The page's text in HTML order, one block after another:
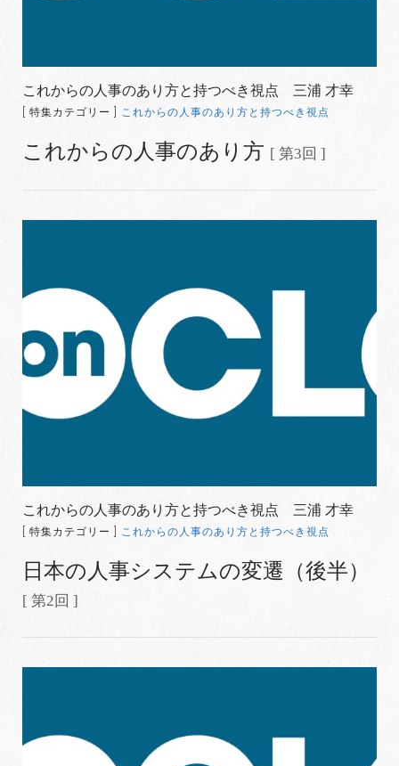
これからの人事のあり方と持つべき視点 三浦 才幸
[ 特集カテゴリー ] これからの人事のあり方と持つべき視点
これからの人事のあり方 [ 第3回 ]
これからの人事のあり方と持つべき視点 三浦 才幸
[ 特集カテゴリー ] これからの人事のあり方と持つべき視点
日本の人事システムの変遷（後半）
[ 第2回 ]